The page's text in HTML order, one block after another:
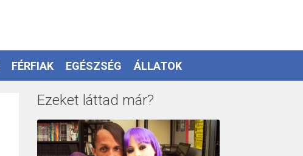
FÉRFIAK EGÉSZSÉG ÁLLATOK
Ezeket láttad már?